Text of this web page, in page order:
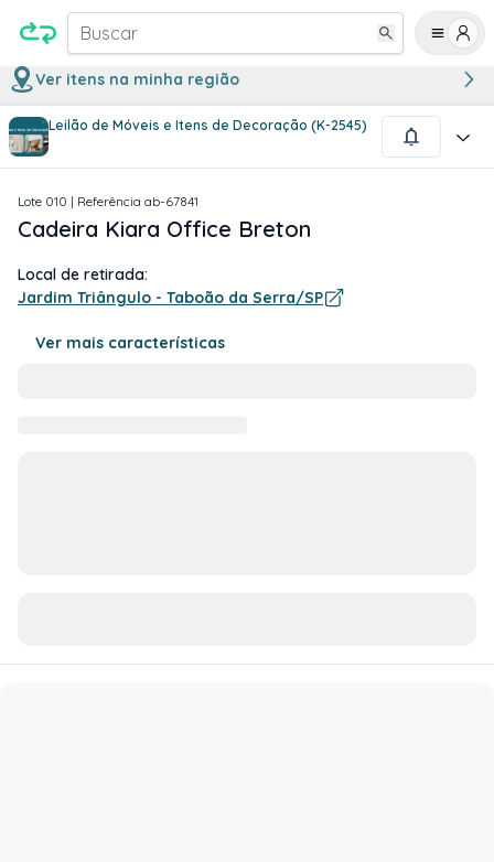
Buscar
Ver itens na minha região
Leilão de Móveis e Itens de Decoração (K-2545)
1/5
Lote 010 | Referência ab-67841
Cadeira Kiara Office Breton
Local de retirada:
Jardim Triângulo - Taboão da Serra/SP
Ver mais características